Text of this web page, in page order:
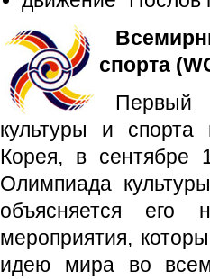
спорта
культуры и
Корея, в сентябре
Олимпиада
объясняется его
мероприятия,
идею мира во